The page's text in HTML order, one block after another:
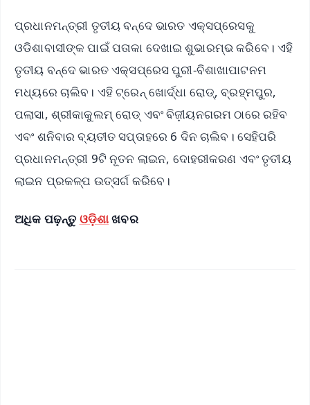
ପ୍ରଧାନମନ୍ତ୍ରୀ ତୃତୀୟ ବନ୍ଦେ ଭାରତ ଏକ୍ସପ୍ରେସକୁ
ଓଡିଶାବାସୀଙ୍କ ପାଇଁ ପତାକା ଦେଖାଇ ଶୁଭାରମ୍ଭ କରିବେ। ଏହି
ତୃତୀୟ ବନ୍ଦେ ଭାରତ ଏକ୍ସପ୍ରେସ ପୁରୀ-ବିଶାଖାପାଟନମ
ମଧ୍ୟରେ ଚାଲିବ। ଏହି ଟ୍ରେନ୍ ଖୋର୍ଦ୍ଧା ରୋଡ୍, ବ୍ରହ୍ମପୁର,
ପଲାସା, ଶ୍ରୀକାକୁଲମ୍ ରୋଡ୍ ଏବଂ ବିଜ଼ୀୟନଗରମ ଠାରେ ରହିବ
ଏବଂ ଶନିବାର ବ୍ୟତୀତ ସପ୍ତାହରେ 6 ଦିନ ଚାଲିବ। ସେହିପରି
ପ୍ରଧାନମନ୍ତ୍ରୀ 9ଟି ନୂତନ ଲାଇନ, ଦୋହରୀକରଣ ଏବଂ ତୃତୀୟ
ଲାଇନ ପ୍ରକଳ୍ପ ଉତ୍ସର୍ଗ କରିବେ।
ଅଧିକ ପଢ଼ନ୍ତୁ ଓଡ଼ିଶାଖବର